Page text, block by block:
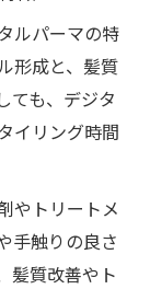
ルパーマの特
形成と、髪質
ても、デジタ
イリング時間
やトリートメ
手触りの良さ
髪質改善やト